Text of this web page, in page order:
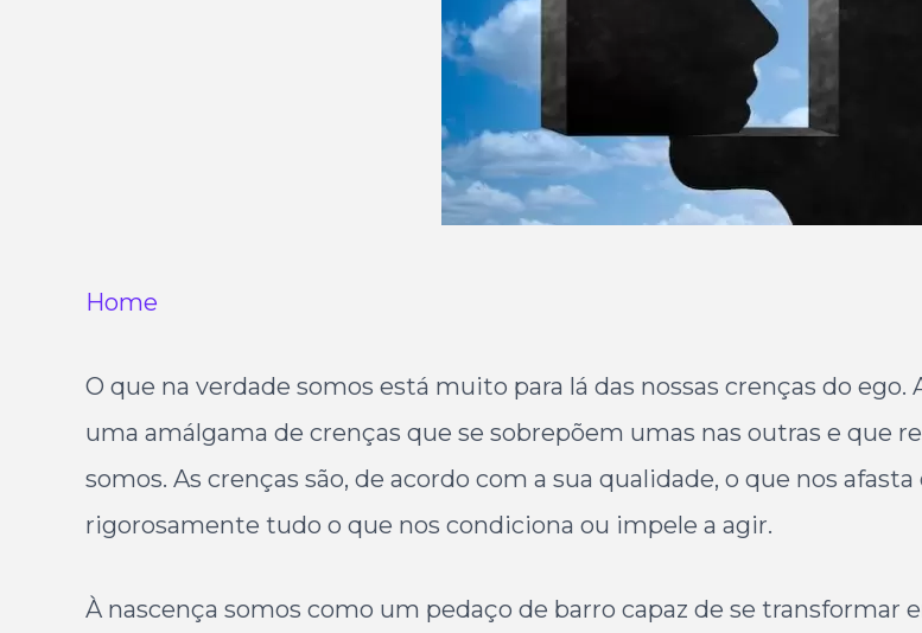
Home
O que na verdade somos está muito para lá das nossas crenças do
uma amálgama de crenças que se sobrepõem umas nas outras e que
somos. As crenças são, de acordo com a sua qualidade, o que nos
rigorosamente tudo o que nos condiciona ou impele a agir.
À nascença somos como um pedaço de barro capaz de se transformar